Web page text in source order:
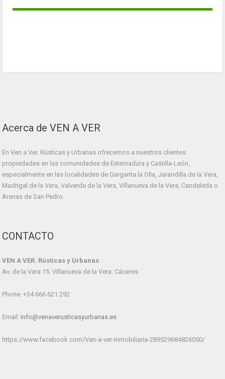
Acerca de VEN A VER
En Ven a Ver. Rústicas y Urbanas ofrecemos a nuestros clientes
propiedades en las comunidades de Extemadura y Castilla-León,
especialmente en las localidades de Garganta la Olla, Jarandilla de la Vera,
Madrigal de la Vera, Valverde de la Vera, Villanueva de la Vera, Candeleda o
Arenas de San Pedro.
CONTACTO
VEN A VER. Rústicas y Urbanas
Av. de la Vera 15. Villanueva de la Vera. Cáceres
Phone: +34 666 621 292
Email: info@venaverusticasyurbanas.es
https://www.facebook.com/Ven-a-ver-Inmobiliaria-289529684826050/